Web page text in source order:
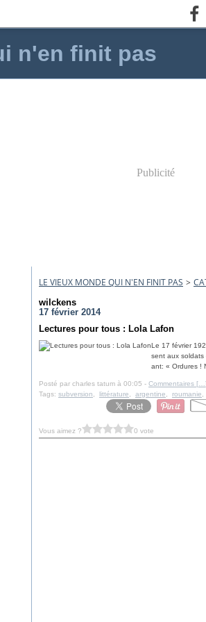
n'en finit pas
Publicité
LE VIEUX MONDE QUI N'EN FINIT PAS >
wilckens
17 février 2014
Lectures pour tous : Lola Lafon
Le 17 février
sent aux soldats
ant: « Ordures !
Posté par charles tatum à 00:05 - Commentaires [ ]
Tags: subversion littérature argentine roumanie
Vous aimez ? 0 vote